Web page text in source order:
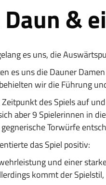
&
es uns, die
es uns die Dauner
wir die Führung
des Spiels auf
aber 9 Spielerinnen in
Torwürfe
das Spiel positiv:
und einer
kommt der